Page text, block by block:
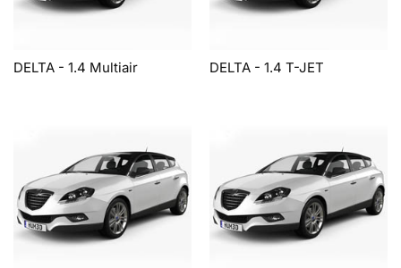
DELTA - 1.4 Multiair DELTA - 1.4 T-JET